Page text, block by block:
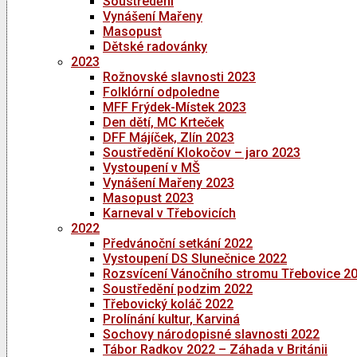
Vynášení Mařeny
Masopust
Dětské radovánky
2023
Rožnovské slavnosti 2023
Folklórní odpoledne
MFF Frýdek-Místek 2023
Den dětí, MC Krteček
DFF Májíček, Zlín 2023
Soustředění Klokočov – jaro 2023
Vystoupení v MŠ
Vynášení Mařeny 2023
Masopust 2023
Karneval v Třebovicích
2022
Předvánoční setkání 2022
Vystoupení DS Slunečnice 2022
Rozsvícení Vánočního stromu Třebovice
Soustředění podzim 2022
Třebovický koláč 2022
Prolínání kultur, Karviná
Sochovy národopisné slavnosti 2022
Tábor Radkov 2022 – Záhada v Británii